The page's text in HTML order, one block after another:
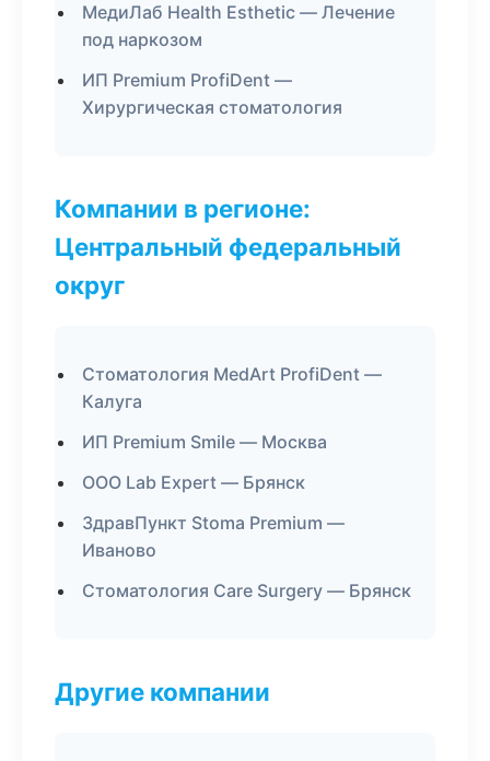
МедиЛаб Health Esthetic — Лечение
под наркозом
ИП Premium ProfiDent —
Хирургическая стоматология
Компании в регионе:
Центральный федеральный
округ
Стоматология MedArt ProfiDent —
Калуга
ИП Premium Smile — Москва
ООО Lab Expert — Брянск
ЗдравПункт Stoma Premium —
Иваново
Стоматология Care Surgery — Брянск
Другие компании